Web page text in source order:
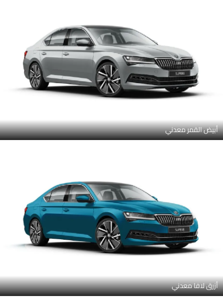
أبيض القمر معدني
أزرق لافا معدني